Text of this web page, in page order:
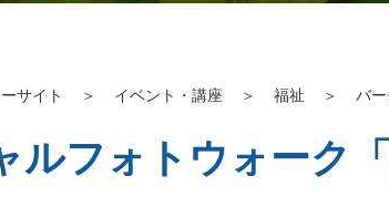
サイト ＞ イベント・講座 ＞ 福祉 ＞ バ
ルフォトウォーク